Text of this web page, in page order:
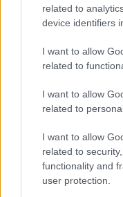
related to
device identifiers
I want to allow
related to
I want to allow
related to
I want to allow
related to
functionality and
user protection.
A film operatőrének
meg", a külső
munkabírását. A
azonban el kellett
azokatHonti
Zsuráfszky Zoltán
elkészült alkotást.
mondhatnám